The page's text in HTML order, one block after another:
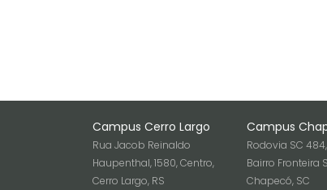
Campus Cerro Largo
Rua Jacob Reinaldo
Haupenthal, 1580, Centro,
Cerro Largo, RS
Campus
Rodovia SC
Bairro Fronteira
Chapecó, SC